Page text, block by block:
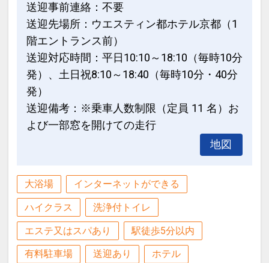
送迎事前連絡：不要
送迎先場所：ウエスティン都ホテル京都（1
階エントランス前）
送迎対応時間：平日10:10～18:10（毎時10分
発）、土日祝8:10～18:40（毎時10分・40分
発）
送迎備考：※乗車人数制限（定員 11 名）お
よび一部窓を開けての走行
地図
大浴場 インターネットができる
ハイクラス 洗浄付トイレ
エステ又はスパあり 駅徒歩5分以内
有料駐車場 送迎あり ホテル